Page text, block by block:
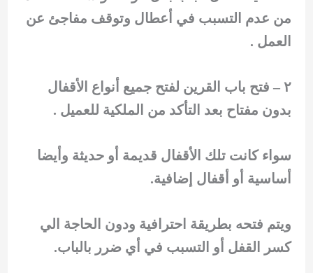
من عدم التسبب في أعطال وتوقف مفاجئ عن
العمل .
٢ – فتح باب القرين لفتح جميع أنواع الأقفال
بدون مفتاح بعد التأكد من الملكية للعميل .
سواء كانت تلك الأقفال قديمة أو حديثة وأيضا
أساسية أو أقفال إضافية.
ويتم فتحه بطريقة احترافية ودون الحاجة الي
كسر القفل أو التسبب في أي ضرر بالباب.